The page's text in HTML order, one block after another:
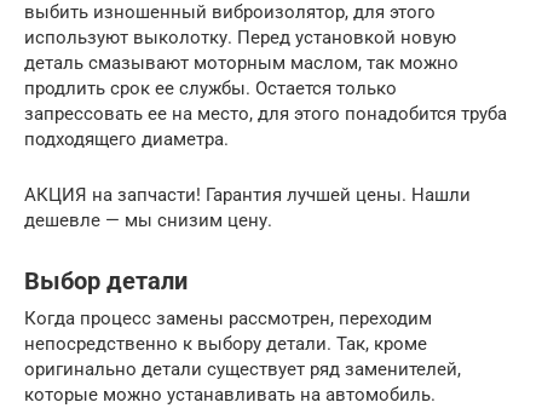
выбить изношенный виброизолятор, для этого
используют выколотку. Перед установкой новую
деталь смазывают моторным маслом, так можно
продлить срок ее службы. Остается только
запрессовать ее на место, для этого понадобится труба
подходящего диаметра.
АКЦИЯ на запчасти! Гарантия лучшей цены. Нашли
дешевле — мы снизим цену.
Выбор детали
Когда процесс замены рассмотрен, переходим
непосредственно к выбору детали. Так, кроме
оригинально детали существует ряд заменителей,
которые можно устанавливать на автомобиль.